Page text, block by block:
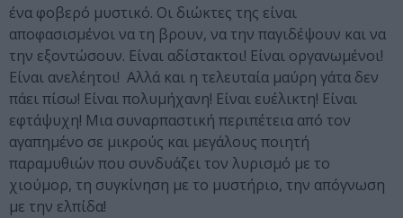
ένα φοβερό μυστικό. Οι διώκτες της είναι
αποφασισμένοι να τη βρουν, να την παγιδέψουν και να
την εξοντώσουν. Είναι αδίστακτοι! Είναι οργανωμένοι!
Είναι ανελέητοι! Αλλά και η τελευταία μαύρη γάτα δεν
πάει πίσω! Είναι πολυμήχανη! Είναι ευέλικτη! Είναι
εφτάψυχη! Μια συναρπαστική περιπέτεια από τον
αγαπημένο σε μικρούς και μεγάλους ποιητή
παραμυθιών που συνδυάζει τον λυρισμό με το
χιούμορ, τη συγκίνηση με το μυστήριο, την απόγνωση
με την ελπίδα!